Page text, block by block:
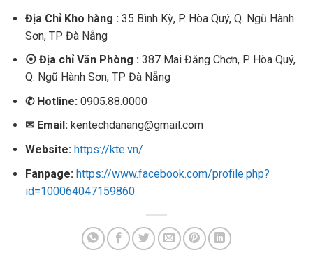
Địa Chỉ Kho hàng : 35 Bình Kỳ, P. Hòa Quý, Q. Ngũ Hành
Sơn, TP Đà Nẵng
⦿Địa chỉ Văn Phòng : 387 Mai Đăng Chơn, P. Hòa Quý,
Q. Ngũ Hành Sơn, TP Đà Nẵng
✆Hotline: 0905.88.0000
✉Email:kentechdanang@gmail.com
Website: https://kte.vn/
Fanpage: https://www.facebook.com/profile.php?
id=100064047159860